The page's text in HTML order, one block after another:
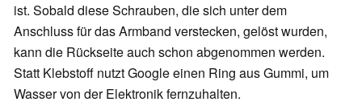
ist. Sobald diese Schrauben, die sich unter dem
Anschluss für das Armband verstecken, gelöst wurden,
kann die Rückseite auch schon abgenommen werden.
Statt Klebstoff nutzt Google einen Ring aus Gummi, um
Wasser von der Elektronik fernzuhalten.